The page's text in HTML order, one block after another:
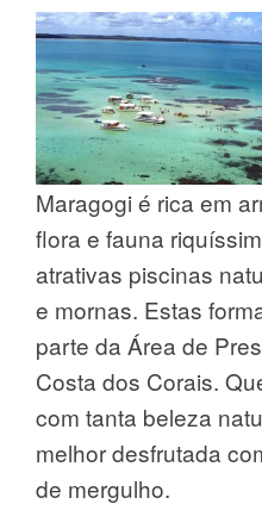
Maragogi é rica em
flora e fauna
atrativas piscinas
e mornas. Estas
parte da Área de
Costa dos Corais.
com tanta beleza
melhor desfrutada
de mergulho.